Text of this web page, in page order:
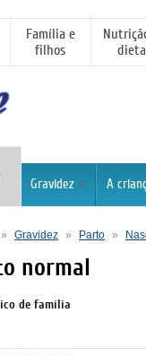
Família e
filhos
dieta
Gravidez A
» Gravidez » Parto »
normal
de família